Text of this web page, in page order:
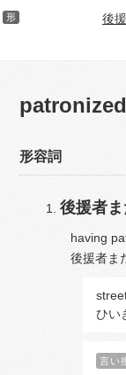
形 後
patronized
形容詞
後援者
having
後援者ま
ひい
言い